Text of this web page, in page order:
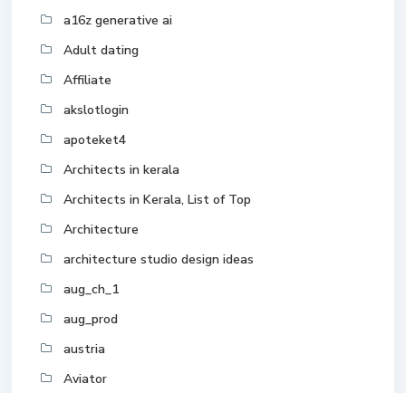
a16z generative ai
Adult dating
Affiliate
akslotlogin
apoteket4
Architects in kerala
Architects in Kerala, List of Top
Architecture
architecture studio design ideas
aug_ch_1
aug_prod
austria
Aviator